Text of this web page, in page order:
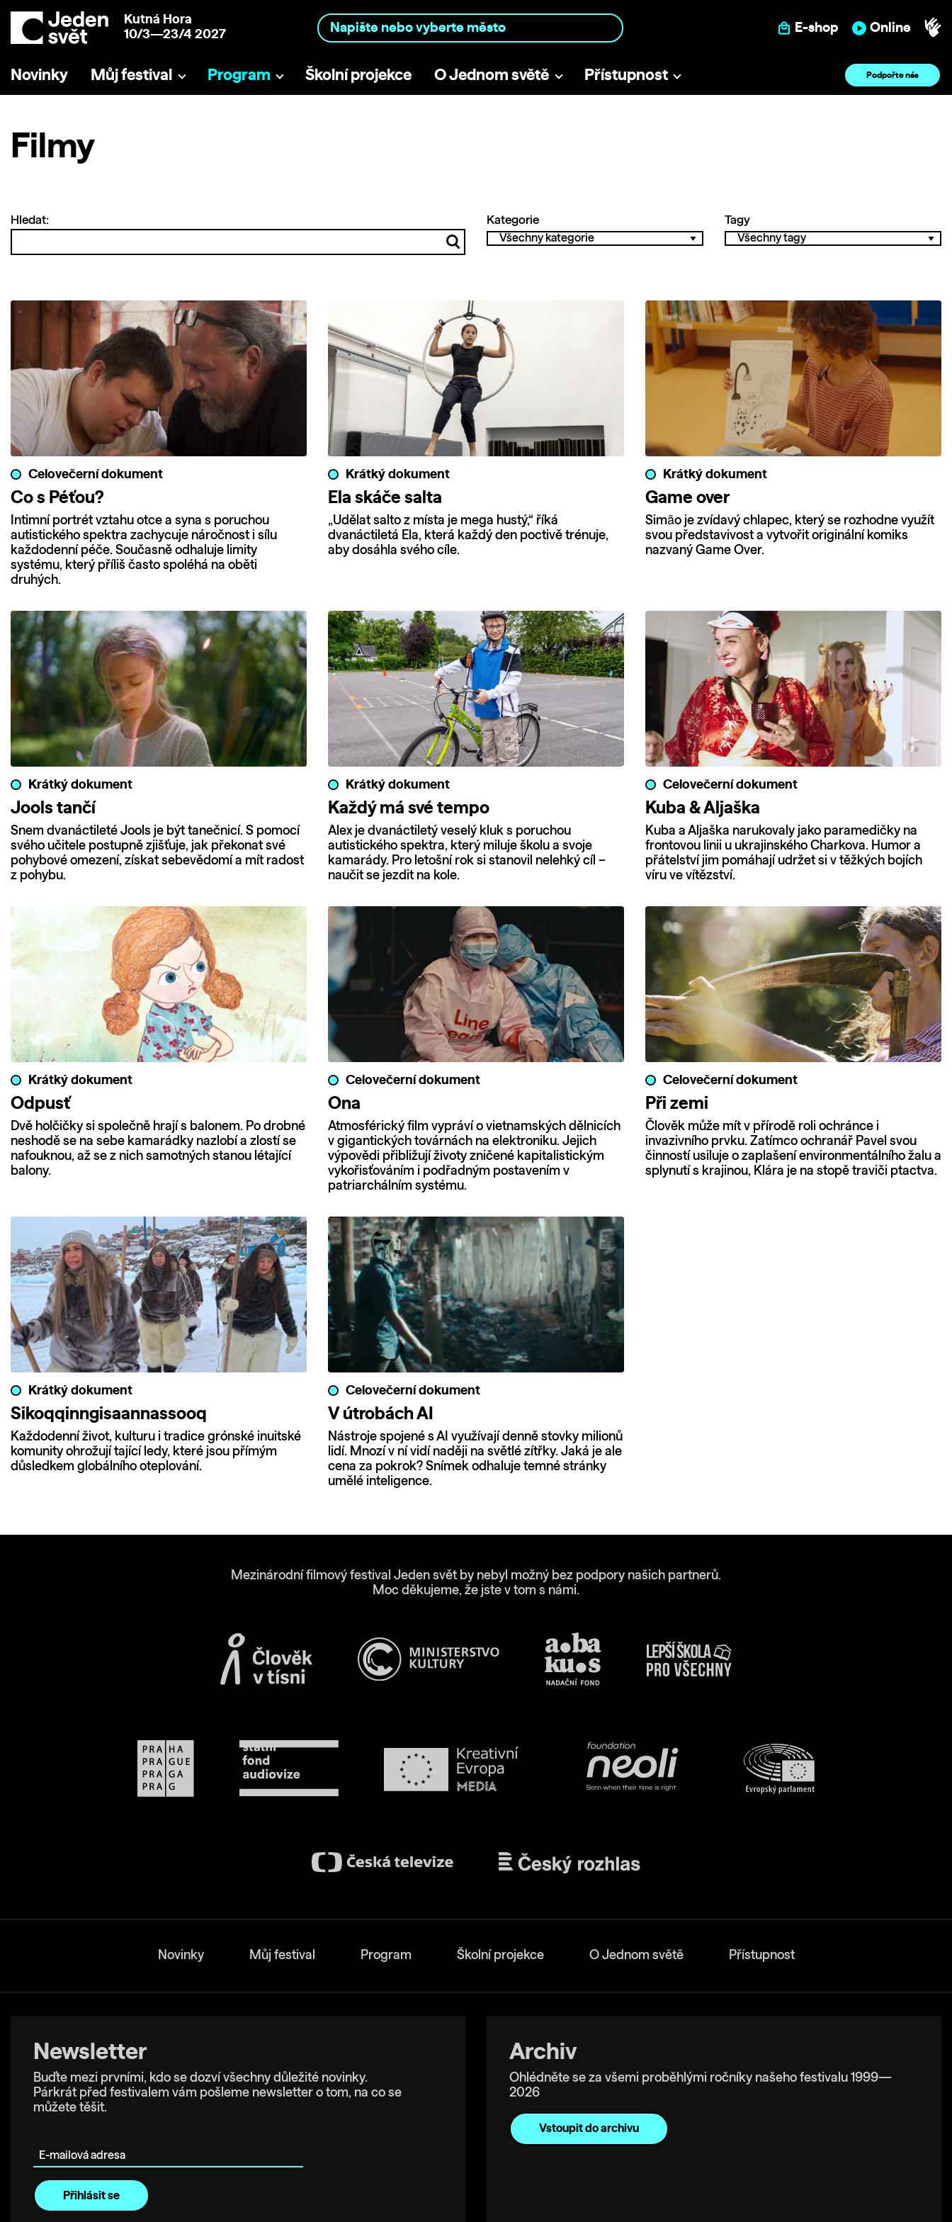
Kutná Hora
10/3—23/4 2027
E-shop Online
Novinky Můj festival Program Školní projekce O Jednom světě Přístupnost Podpořte nás
Filmy
Hledat: Kategorie Tagy
Celovečerní dokument
Co s Péťou?
Intimní portrét vztahu otce a syna s poruchou
autistického spektra zachycuje náročnost i sílu
každodenní péče. Současně odhaluje limity
systému, který příliš často spoléhá na oběti
druhých.
Krátký dokument
Ela skáče salta
„Udělat salto z místa je mega hustý,“ říká
dvanáctiletá Ela, která každý den poctivě trénuje,
aby dosáhla svého cíle.
Krátký dokument
Game over
Simão je zvídavý chlapec, který se rozhodne využít
svou představivost a vytvořit originální komiks
nazvaný Game Over.
Krátký dokument
Jools tančí
Snem dvanáctileté Jools je být tanečnicí. S pomocí
svého učitele postupně zjišťuje, jak překonat své
pohybové omezení, získat sebevědomí a mít radost
z pohybu.
Krátký dokument
Každý má své tempo
Alex je dvanáctiletý veselý kluk s poruchou
autistického spektra, který miluje školu a svoje
kamarády. Pro letošní rok si stanovil nelehký cíl –
naučit se jezdit na kole.
Celovečerní dokument
Kuba & Aljaška
Kuba a Aljaška narukovaly jako paramedičky na
frontovou linii u ukrajinského Charkova. Humor a
přátelství jim pomáhají udržet si v těžkých bojích
víru ve vítězství.
Krátký dokument
Odpusť
Dvě holčičky si společně hrají s balonem. Po drobné
neshodě se na sebe kamarádky nazlobí a zlostí se
nafouknou, až se z nich samotných stanou létající
balony.
Celovečerní dokument
Ona
Atmosférický film vypráví o vietnamských dělnicích
v gigantických továrnách na elektroniku. Jejich
výpovědi přibližují životy zničené kapitalistickým
vykořisťováním i podřadným postavením v
patriarchálním systému.
Celovečerní dokument
Při zemi
Člověk může mít v přírodě roli ochránce i
invazivního prvku. Zatímco ochranář Pavel svou
činností usiluje o zaplašení environmentálního žalu a
splynutí s krajinou, Klára je na stopě traviči ptactva.
Krátký dokument
Sikoqqinngisaannassooq
Každodenní život, kulturu i tradice grónské inuitské
komunity ohrožují tající ledy, které jsou přímým
důsledkem globálního oteplování.
Celovečerní dokument
V útrobách AI
Nástroje spojené s AI využívají denně stovky milionů
lidí. Mnozí v ní vidí naději na světlé zítřky. Jaká je ale
cena za pokrok? Snímek odhaluje temné stránky
umělé inteligence.
Mezinárodní filmový festival Jeden svět by nebyl možný bez podpory našich partnerů.
Moc děkujeme, že jste v tom s námi.
Novinky Můj festival Program Školní projekce O Jednom světě Přístupnost
Newsletter
Buďte mezi prvními, kdo se dozví všechny důležité novinky.
Párkrát před festivalem vám pošleme newsletter o tom, na co se
můžete těšit.
Archiv
Ohlédněte se za všemi proběhlými ročníky našeho festivalu 1999—
2026
Vstoupit do archivu